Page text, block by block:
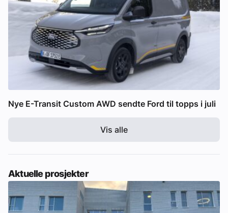
Nye E-Transit Custom AWD sendte Ford til topps i juli
Vis alle
Aktuelle prosjekter